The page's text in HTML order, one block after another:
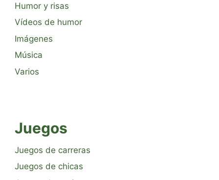
Humor y risas
Vídeos de humor
Imágenes
Música
Varios
Juegos
Juegos de carreras
Juegos de chicas